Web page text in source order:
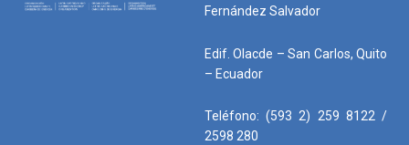
Fernández Salvador
Edif. Olacde – San Carlos, Quito
– Ecuador
Teléfono: (593 2) 259 8122 /
2598 280